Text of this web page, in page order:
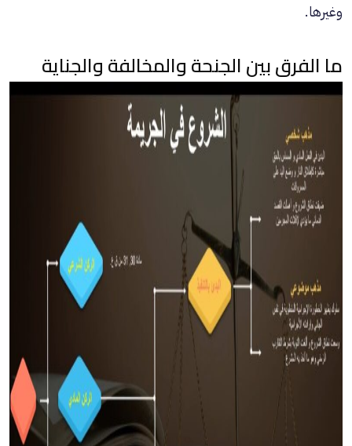
وغيرها.
ما الفرق بين الجنحة والمخالفة والجناية